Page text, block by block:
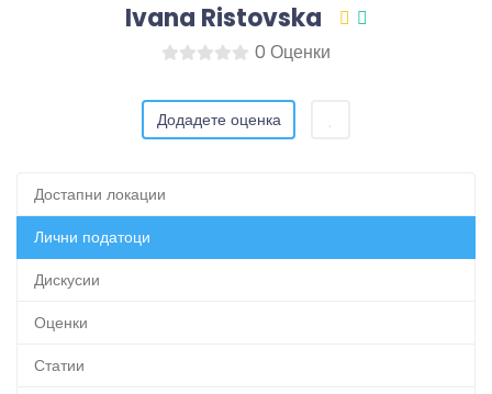
Ivana Ristovska
0 Оценки
Додадете оценка
Достапни локации
Лични податоци
Дискусии
Оценки
Статии